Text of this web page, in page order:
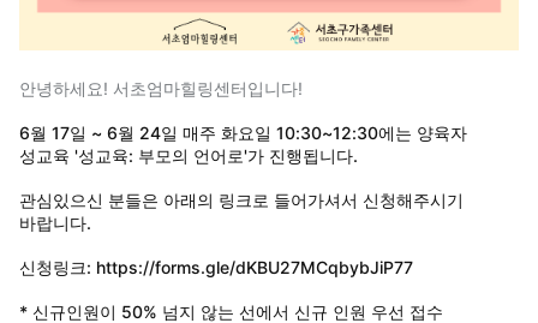
안녕하세요! 서초엄마힐링센터입니다!
6월 17일 ~ 6월 24일 매주 화요일 10:30~12:30에는 양육자
성교육 '성교육: 부모의 언어로'가 진행됩니다.
관심있으신 분들은 아래의 링크로 들어가셔서 신청해주시기
바랍니다.
신청링크: https://forms.gle/dKBU27MCqbybJiP77
* 신규인원이 50% 넘지 않는 선에서 신규 인원 우선 접수